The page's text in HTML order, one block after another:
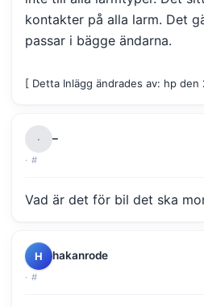
kontakter på alla larm. Det
passar i bägge ändarna.
[ Detta Inlägg ändrades av: hp den
· –
· #
Vad är det för bil det ska
H hakanrode
· #